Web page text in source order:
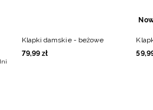
Klapki damskie - beżowe
79,99 zł
59,